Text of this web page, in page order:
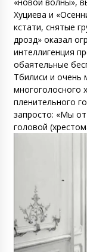
Хуциева и
кстати, снятые
дрозд» оказал
интеллигенция
обаятельные
Тбилиси и очень
многоголосного
пленительного
запросто: «Мы
головой